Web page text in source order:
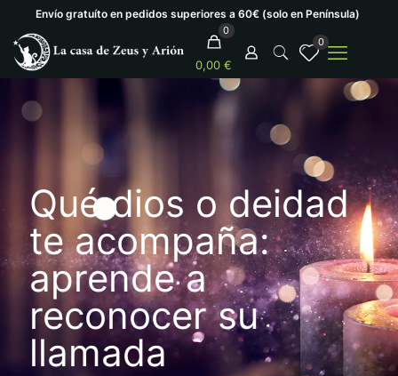
Envío gratuíto en pedidos superiores a 60€ (solo en Península)
0
0,00 €
0
Qué dios o deidad
te acompaña:
aprende a
reconocer su
llamada